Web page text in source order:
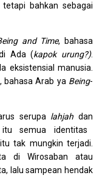
tetapi bahkan sebagai
and Time, bahasa
Ada (kapok urung?).
eksistensial manusia.
bahasa Arab ya Being-
serupa lahjah dan
semua identitas
tak mungkin terjadi.
di Wirosaban atau
lalu sampean hendak